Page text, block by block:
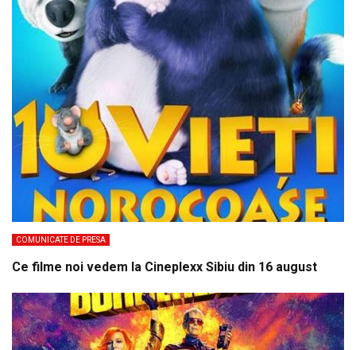
COMUNICATE DE PRESA
Ce filme noi vedem la Cineplexx Sibiu din 16 august